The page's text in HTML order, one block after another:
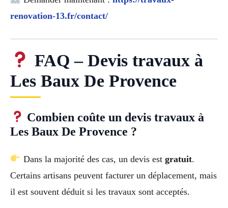
renovation-13.fr/contact/
FAQ – Devis travaux à
Les Baux De Provence
Combien coûte un devis travaux à
Les Baux De Provence ?
Dans la majorité des cas, un devis est gratuit.
Certains artisans peuvent facturer un déplacement, mais
il est souvent déduit si les travaux sont acceptés.